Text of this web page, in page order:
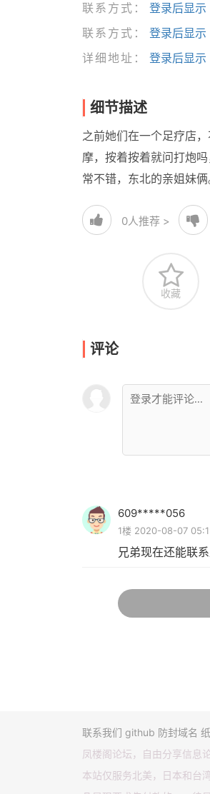
联系方式：
登录后显示
联系方式：
登录后显示
详细地址：
登录后显示
细节描述
之前她们在一个足疗店
摩，按着按着就问打炮
常不错，东北的亲姐妹
0人推荐 >
收藏
评论
609*****056
1楼 2020-08-07
兄弟现在还能联
联系我们 github 防封域名
凤楼阁论坛，自由分享信息
本站仅服务北美，日本和台